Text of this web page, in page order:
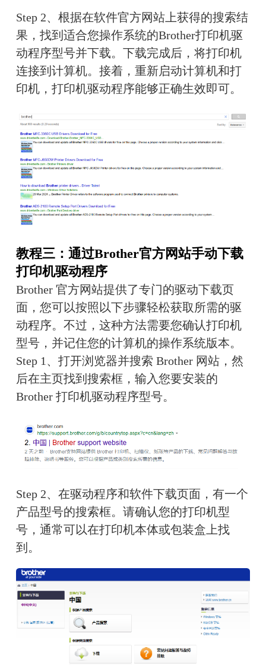
Step 2、根据在软件官方网站上获得的搜索结
果，找到适合您操作系统的Brother打印机驱
动程序型号并下载。下载完成后，将打印机
连接到计算机。接着，重新启动计算机和打
印机，打印机驱动程序能够正确生效即可。
教程三：通过Brother官方网站手动下载
打印机驱动程序
Brother 官方网站提供了专门的驱动下载页
面，您可以按照以下步骤轻松获取所需的驱
动程序。不过，这种方法需要您确认打印机
型号，并记住您的计算机的操作系统版本。
Step 1、打开浏览器并搜索 Brother 网站，然
后在主页找到搜索框，输入您要安装的
Brother 打印机驱动程序型号。
Step 2、在驱动程序和软件下载页面，有一个
产品型号的搜索框。请确认您的打印机型
号，通常可以在打印机本体或包装盒上找
到。